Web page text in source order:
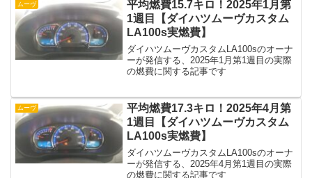
ムーヴ
平均燃費15.7キロ！2025年1月第
1週目【ダイハツムーヴカスタム
LA100s実燃費】
ダイハツムーヴカスタムLA100sのオーナ
ーが発信する、2025年1月第1週目の実際
の燃費に関する記事です
ムーヴ
平均燃費17.3キロ！2025年4月第
1週目【ダイハツムーヴカスタム
LA100s実燃費】
ダイハツムーヴカスタムLA100sのオーナ
ーが発信する、2025年4月第1週目の実際
の燃費に関する記事です